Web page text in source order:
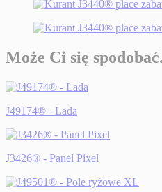
Może Ci się
J49174® - Lada
J3426® - Panel Pixel